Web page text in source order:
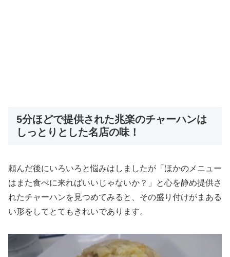
5分ほどで提供された兆楽のチャーハンは
しっとりとした名店の味！
頼んだ後にいろいろと悩みはしましたが「ほかのメニュー
はまた食べに来ればいいじゃないか？」と心を静め提供さ
れたチャーハンを見つめてみると、その盛り付けがまある
い形をしてとてもきれいであります。